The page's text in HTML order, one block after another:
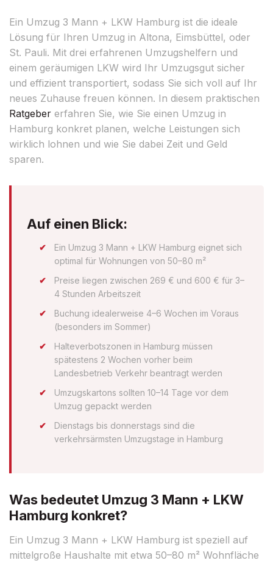
Ein Umzug 3 Mann + LKW Hamburg ist die ideale
Lösung für Ihren Umzug in Altona, Eimsbüttel, oder
St. Pauli. Mit drei erfahrenen Umzugshelfern und
einem geräumigen LKW wird Ihr Umzugsgut sicher
und effizient transportiert, sodass Sie sich voll auf Ihr
neues Zuhause freuen können. In diesem praktischen
Ratgeber erfahren Sie, wie Sie einen Umzug in
Hamburg konkret planen, welche Leistungen sich
wirklich lohnen und wie Sie dabei Zeit und Geld
sparen.
Auf einen Blick:
Ein Umzug 3 Mann + LKW Hamburg eignet sich
optimal für Wohnungen von 50–80 m²
Preise liegen zwischen 269 € und 600 € für 3–
4 Stunden Arbeitszeit
Buchung idealerweise 4–6 Wochen im Voraus
(besonders im Sommer)
Halteverbotszonen in Hamburg müssen
spätestens 2 Wochen vorher beim
Landesbetrieb Verkehr beantragt werden
Umzugskartons sollten 10–14 Tage vor dem
Umzug gepackt werden
Dienstags bis donnerstags sind die
verkehrsärmsten Umzugstage in Hamburg
Was bedeutet Umzug 3 Mann + LKW
Hamburg konkret?
Ein Umzug 3 Mann + LKW Hamburg ist speziell auf
mittelgroße Haushalte mit etwa 50–80 m² Wohnfläche